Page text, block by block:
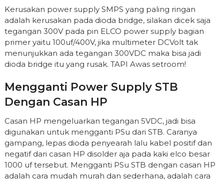
Kerusakan power supply SMPS yang paling ringan
adalah kerusakan pada dioda bridge, silakan dicek saja
tegangan 300V pada pin ELCO power supply bagian
primer yaitu 100uf/400V, jika multimeter DCVolt tak
menunjukkan ada tegangan 300VDC maka bisa jadi
dioda bridge itu yang rusak. TAPI Awas setroom!
Mengganti Power Supply STB
Dengan Casan HP
Casan HP mengeluarkan tegangan 5VDC, jadi bisa
digunakan untuk mengganti PSu dari STB. Caranya
gampang, lepas dioda penyearah lalu kabel positif dan
negatif dari casan HP disolder aja pada kaki elco besar
1000 uf tersebut. Mengganti PSu STB dengan casan HP
adalah cara mudah murah dan sederhana, adalah cara